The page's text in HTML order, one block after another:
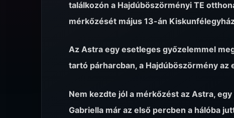
találkozón a Hajdúböszörményi TE
mérkőzését május 13-án
Az Astra egy esetleges győzelemmel
tartó párharcban, a Hajdúböszörmény
Nem kezdte jól a mérkőzést az Astra,
Gabriella már az első percben a hálóba